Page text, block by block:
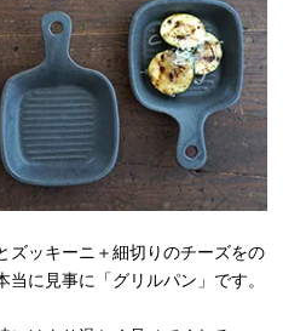
ズッキーニ＋細切りのチーズをの
に見事に「グリルパン」です。